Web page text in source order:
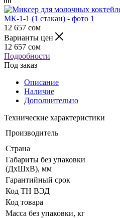
12 657 сом
Варианты цен
12 657 сом
Подробности
Под заказ
Описание
Наличие
Дополнительно
Технические характеристики
Производитель
Страна
Габариты без упаковки
(ДхШхВ), мм
Гарантийный срок
Код ТН ВЭД
Код товара
Масса без упаковки, кг